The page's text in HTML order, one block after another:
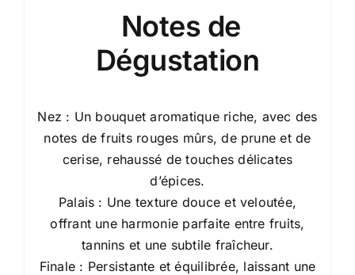
Notes de
Dégustation
Nez : Un bouquet aromatique riche, avec des
notes de fruits rouges mûrs, de prune et de
cerise, rehaussé de touches délicates
d’épices.
Palais : Une texture douce et veloutée,
offrant une harmonie parfaite entre fruits,
tannins et une subtile fraîcheur.
Finale : Persistante et équilibrée, laissant une